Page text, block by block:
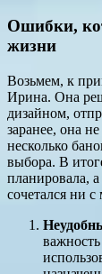
Ошибки,
жизни
Возьмем, к
Ирина. Она
дизайном,
заранее, она
несколько
выбора. В
планировала,
сочетался ни